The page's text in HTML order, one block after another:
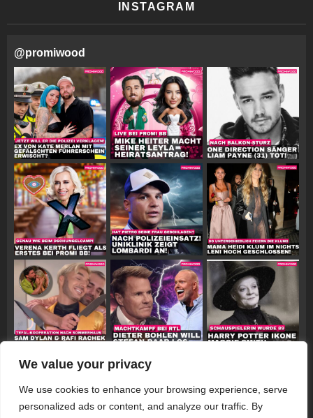
We value your privacy
We use cookies to enhance your browsing experience, serve
personalized ads or content, and analyze our traffic. By
INSTAGRAM
@promiwood
Follow on Instagram